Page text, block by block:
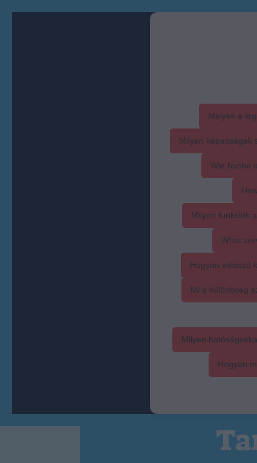
Melyek a
Milyen képességek
Wie buche
Milyen funkciók
What
Hogyan válaszd
Mi a különbség
Milyen
Hogyan